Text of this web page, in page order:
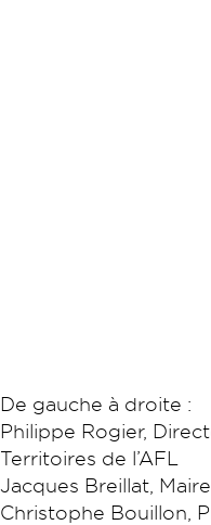
De gauche à droite :
Philippe Rogier,
Territoires de l’AFL
Jacques Breillat,
Christophe Bouillon,